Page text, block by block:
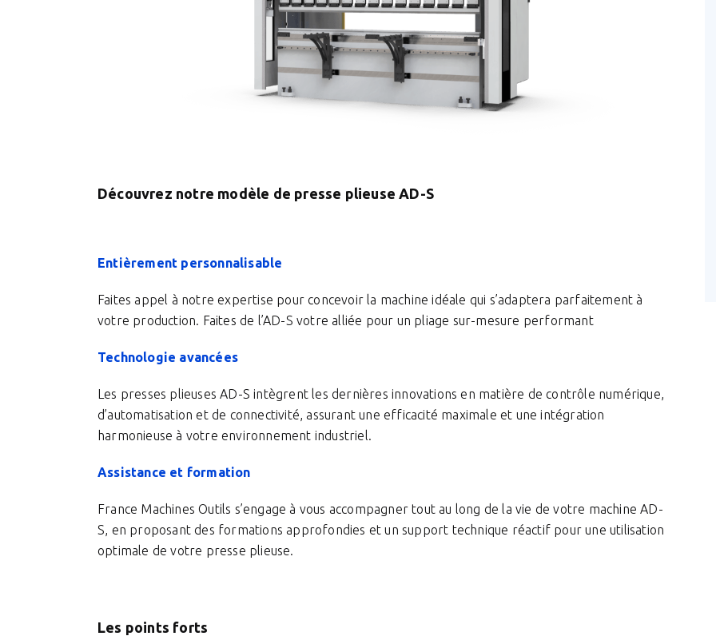
Découvrez notre modèle de presse plieuse AD-S
Entièrement personnalisable
Faites appel à notre expertise pour concevoir la machine idéale qui s’adaptera parfaitement à
votre production. Faites de l’AD-S votre alliée pour un pliage sur-mesure performant
Technologie avancées
Les presses plieuses AD-S intègrent les dernières innovations en matière de contrôle numérique,
d’automatisation et de connectivité, assurant une efficacité maximale et une intégration
harmonieuse à votre environnement industriel.
Assistance et formation
France Machines Outils s’engage à vous accompagner tout au long de la vie de votre machine AD-
S, en proposant des formations approfondies et un support technique réactif pour une utilisation
optimale de votre presse plieuse.
Les points forts